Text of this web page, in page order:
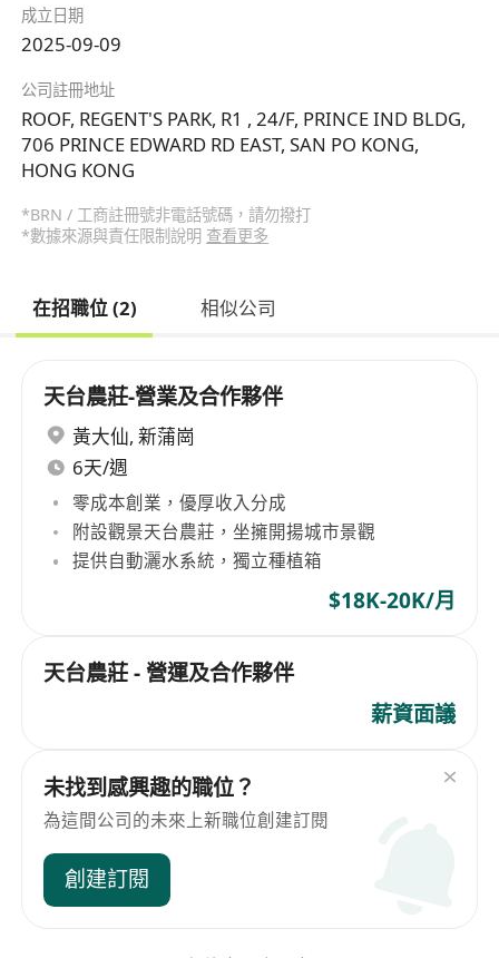
成立日期
2025-09-09
公司註冊地址
ROOF, REGENT'S PARK, R1 , 24/F, PRINCE IND BLDG,
706 PRINCE EDWARD RD EAST, SAN PO KONG,
HONG KONG
*BRN / 工商註冊號非電話號碼，請勿撥打
*數據來源與責任限制說明 查看更多
在招職位 (2) 相似公司
天台農莊-營業及合作夥伴
黃大仙, 新蒲崗
6天/週
零成本創業，優厚收入分成
附設觀景天台農莊，坐擁開揚城市景觀
提供自動灑水系統，獨立種植箱
$18K-20K/月
天台農莊 - 營運及合作夥伴
薪資面議
未找到感興趣的職位？
為這間公司的未來上新職位創建訂閱
創建訂閱